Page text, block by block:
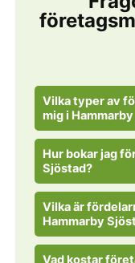
Vilka typer av
mig i
Hur bokar jag
Sjöstad?
Vilka är
Hammarby
Vad kostar